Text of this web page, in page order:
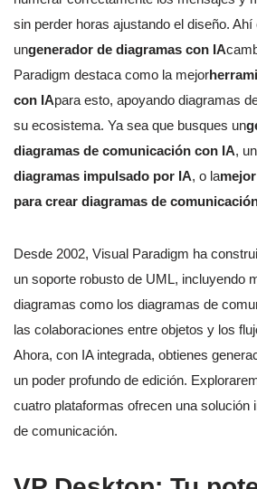
sin perder horas ajustando el diseño. Ahí
ungenerador de diagramas con IA
Paradigm destaca como la mejor
con IApara esto, apoyando diagramas
su ecosistema. Ya sea que busques un
diagramas de comunicación con IA, un
diagramas impulsado por IA, o la
para crear diagramas de
Desde 2002, Visual Paradigm ha
un soporte robusto de UML, incluyendo
diagramas como los diagramas de
las colaboraciones entre objetos y los
Ahora, con IA integrada, obtienes
un poder profundo de edición.
cuatro plataformas ofrecen una solución
de comunicación.